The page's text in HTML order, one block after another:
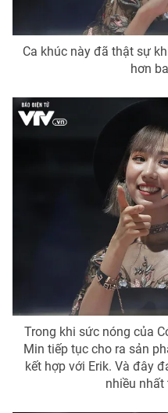
Ca khúc này đã thật sự
hơn
Trong khi sức nóng của
Min tiếp tục cho ra sản
kết hợp với Erik. Và đây
nhiều nhất